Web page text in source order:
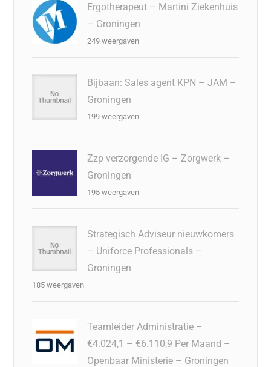
Ergotherapeut – Martini Ziekenhuis
– Groningen
249 weergaven
Bijbaan: Sales agent KPN – JAM –
Groningen
199 weergaven
Zzp verzorgende IG – Zorgwerk –
Groningen
195 weergaven
Strategisch Adviseur nieuwkomers
– Uniforce Professionals –
Groningen
185 weergaven
Teamleider Administratie –
€4.024,1 – €6.110,9 Per Maand –
Openbaar Ministerie – Groningen